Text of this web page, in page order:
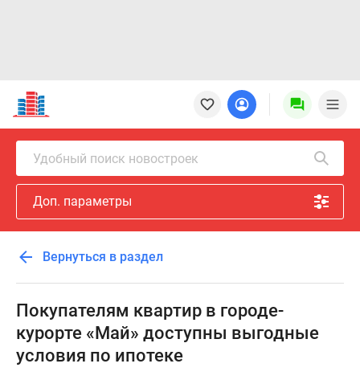
Новостройки
Квартиры
Ипотека
Новостройки
Москвы
Новостройки
Подмосковья
Новостройки
Москвы
Готовые
новостройки
Новостройки
карте
Удобный поиск новостроек
Доп. параметры
Вернуться в раздел
Покупателям квартир в городе-
курорте «Май» доступны выгодные
условия по ипотеке